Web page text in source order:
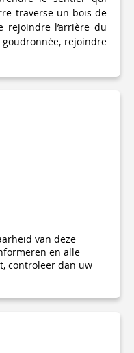
traverse un bois de
l’arrière du
rejoindre
van deze
en alle
controleer dan uw